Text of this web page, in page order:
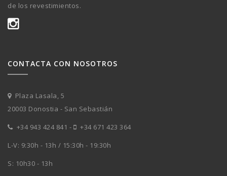
de los revestimientos.
CONTACTA CON NOSOTROS
Plaza Lasala, 5
20003 Donostia - San Sebastián
+34 943 424 841 -
+34 671 423 364
L-V: 9:30h - 13h / 15:30h - 19:30h
S: 10h30 - 13h